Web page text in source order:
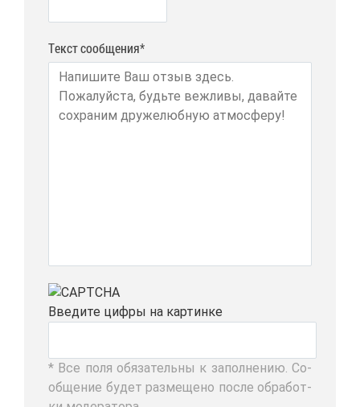
Текст сообщения*
Вве­ди­те циф­ры на кар­тин­ке
* Все по­ля обя­за­тель­ны к за­пол­не­нию. Со­
об­ще­ние бу­дет раз­ме­ще­но по­сле об­ра­бот­